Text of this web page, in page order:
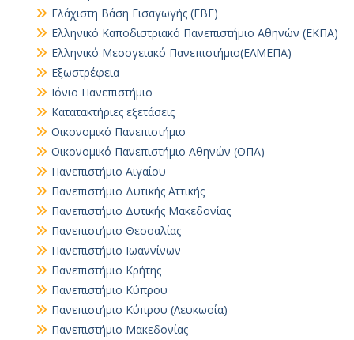
Ελάχιστη Βάση Εισαγωγής (ΕΒΕ)
Ελληνικό Καποδιστριακό Πανεπιστήμιο Αθηνών (ΕΚΠΑ)
Ελληνικό Μεσογειακό Πανεπιστήμιο(ΕΛΜΕΠΑ)
Εξωστρέφεια
Ιόνιο Πανεπιστήμιο
Κατατακτήριες εξετάσεις
Οικονομικό Πανεπιστήμιο
Οικονομικό Πανεπιστήμιο Αθηνών (ΟΠΑ)
Πανεπιστήμιο Αιγαίου
Πανεπιστήμιο Δυτικής Αττικής
Πανεπιστήμιο Δυτικής Μακεδονίας
Πανεπιστήμιο Θεσσαλίας
Πανεπιστήμιο Ιωαννίνων
Πανεπιστήμιο Κρήτης
Πανεπιστήμιο Κύπρου
Πανεπιστήμιο Κύπρου (Λευκωσία)
Πανεπιστήμιο Μακεδονίας